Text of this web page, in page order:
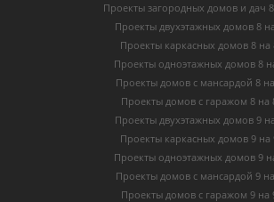
Проекты загородных домов и дач
Проекты двухэтажных домов 8
Проекты каркасных домов 8 на
Проекты одноэтажных домов 8
Проекты домов с мансардой 8
Проекты домов с гаражом 8 на
Проекты двухэтажных домов 9
Проекты каркасных домов 9 на
Проекты одноэтажных домов 9
Проекты домов с мансардой 9
Проекты домов с гаражом 9 на